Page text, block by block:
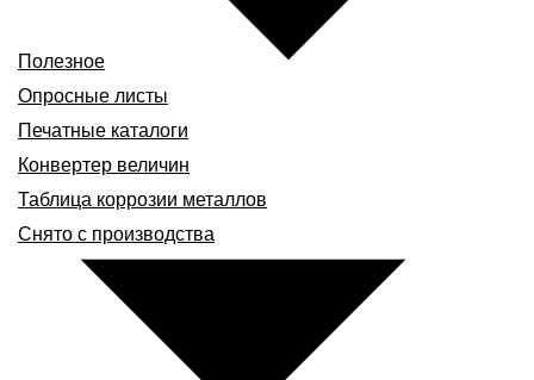
Полезное
Опросные листы
Печатные каталоги
Конвертер величин
Таблица коррозии металлов
Снято с производства